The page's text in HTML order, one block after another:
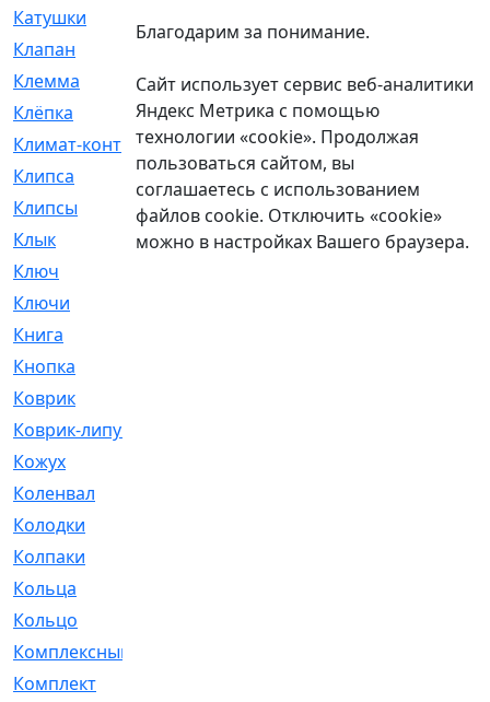
Катушки
Клапан
[375]
Клемма
[5]
Клёпка
[2]
Климат-контроль
[3]
Клипса
[21]
Клипсы
[321]
Клык
[4]
Ключ
Ключи
Книга
Кнопка
Коврик
Коврик-липучка
Кожух
Коленвал
Колодки
Колпаки
Кольца
Кольцо
Комплексный
Комплект
Благодарим за понимание.
Сайт использует сервис веб-аналитики
Яндекс Метрика с помощью
технологии «cookie». Продолжая
пользоваться сайтом, вы
соглашаетесь с использованием
файлов cookie. Отключить «cookie»
можно в настройках Вашего браузера.